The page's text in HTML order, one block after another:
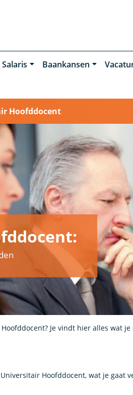
Salaris Baankansen
Hoofddocent
Je vindt hier alles wat
Hoofddocent, wat je gaat